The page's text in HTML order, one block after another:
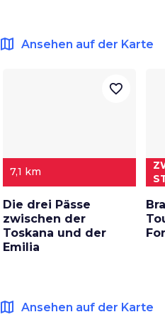
map Ansehen auf der Karte
7,1 km
Die drei Pässe
zwischen der
Toskana und der
Emilia
favorite_border
map Ansehen auf der Karte